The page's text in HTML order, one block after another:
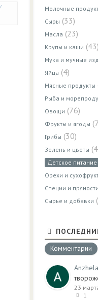
Молочные
Сыры (33)
Масла (23)
Крупы и каши (43)
Мука и мучные
Яйца (4)
Мясные продукты
Рыба и
Овощи (76)
Фрукты и ягоды
Грибы (30)
Зелень и цветы
Детское питание
Орехи и
Специи и пряности
Сырье и добавки
Комментарии
23
1